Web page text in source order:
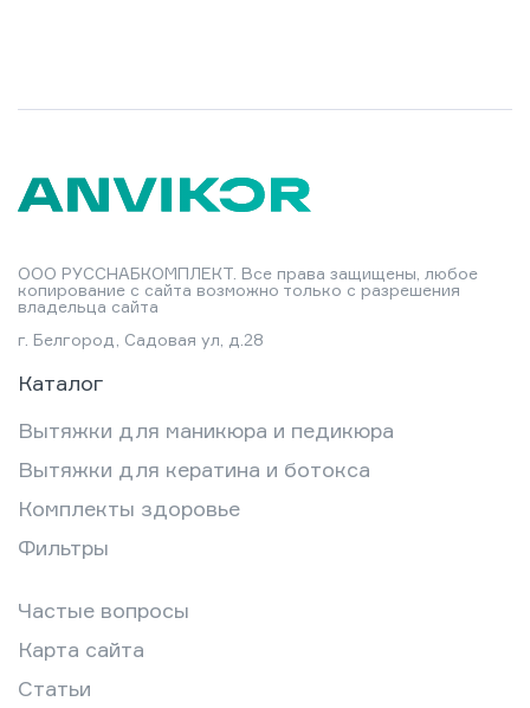
ООО РУССНАБКОМПЛЕКТ. Все права защищены, любое
копирование с сайта возможно только с разрешения
владельца сайта
г. Белгород, Садовая ул, д.28
Каталог
Вытяжки для маникюра и педикюра
Вытяжки для кератина и ботокса
Комплекты здоровье
Фильтры
Частые вопросы
Карта сайта
Статьи